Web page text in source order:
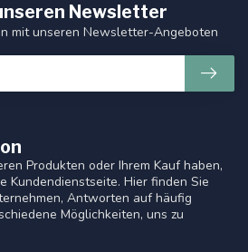
Produkten oder Ihrem Kauf haben,
Kundendienstseite. Hier finden Sie
Antworten auf häufig
Möglichkeiten, uns zu
Newsletter
mit unseren Newsletter-Angeboten